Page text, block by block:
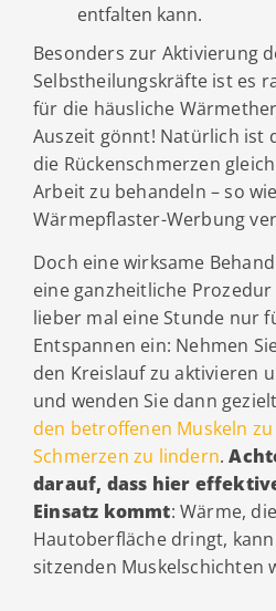
entfalten kann.
Besonders zur Aktivierung
Selbstheilungskräfte ist es
für die häusliche
Auszeit gönnt! Natürlich ist
die Rückenschmerzen
Arbeit zu behandeln – so
Wärmepflaster-Werbung
Doch eine wirksame
eine ganzheitliche Prozedur
lieber mal eine Stunde nur
Entspannen ein: Nehmen
den Kreislauf zu aktivieren
und wenden Sie dann gezielt
den betroffenen Muskeln
Schmerzen zu lindern.
darauf, dass hier
Einsatz kommt: Wärme,
Hautoberfläche dringt,
sitzenden Muskelschichten